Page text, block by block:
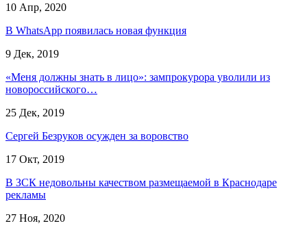
10 Апр, 2020
В WhatsApp появилась новая функция
9 Дек, 2019
«Меня должны знать в лицо»: зампрокурора уволили из
новороссийского…
25 Дек, 2019
Сергей Безруков осужден за воровство
17 Окт, 2019
В ЗСК недовольны качеством размещаемой в Краснодаре
рекламы
27 Ноя, 2020